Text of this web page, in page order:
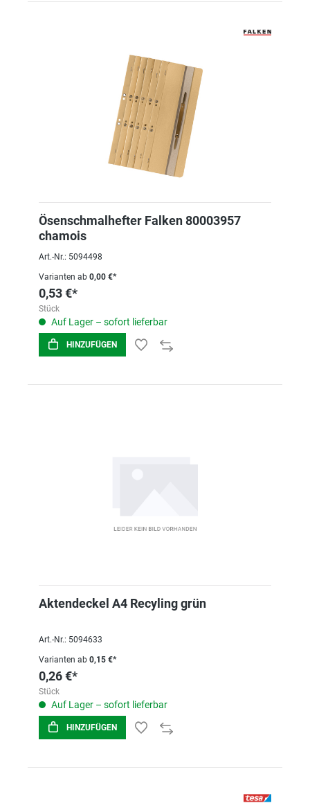
Ösenschmalhefter Falken 80003957
chamois
Art.-Nr.: 5094498
Varianten ab 0,00 €*
0,53 €*
Stück
Auf Lager – sofort lieferbar
HINZUFÜGEN
Aktendeckel A4 Recyling grün
Art.-Nr.: 5094633
Varianten ab 0,15 €*
0,26 €*
Stück
Auf Lager – sofort lieferbar
HINZUFÜGEN